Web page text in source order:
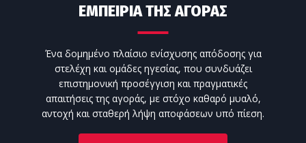
ΕΜΠΕΙΡΙΑ ΤΗΣ ΑΓΟΡΑΣ
Ένα δομημένο πλαίσιο ενίσχυσης απόδοσης για
στελέχη και ομάδες ηγεσίας, που συνδυάζει
επιστημονική προσέγγιση και πραγματικές
απαιτήσεις της αγοράς, με στόχο καθαρό μυαλό,
αντοχή και σταθερή λήψη αποφάσεων υπό πίεση.